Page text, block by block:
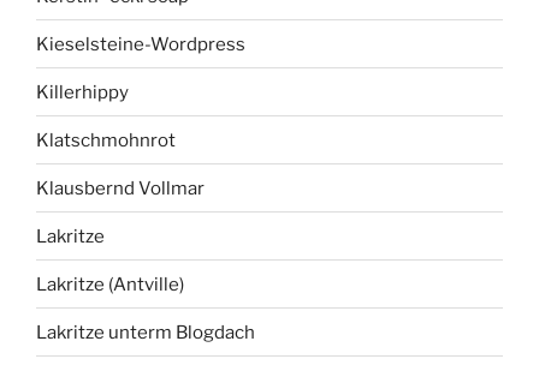
Kieselsteine-Wordpress
Killerhippy
Klatschmohnrot
Klausbernd Vollmar
Lakritze
Lakritze (Antville)
Lakritze unterm Blogdach